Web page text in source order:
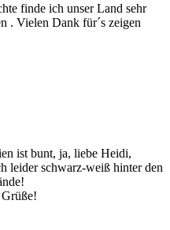
finde ich unser Land sehr
. Vielen Dank für´s zeigen
ist bunt, ja, liebe Heidi,
leider schwarz-weiß hinter den